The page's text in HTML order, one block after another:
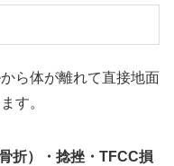
ら体が離れて直接地面
す。
折）・捻挫・TFCC損